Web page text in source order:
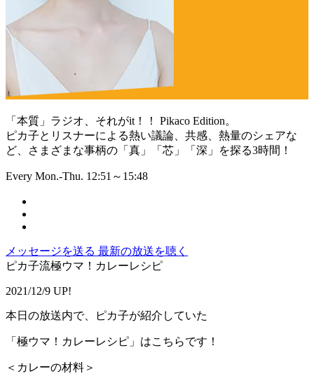
「本質」ラジオ、それがit！！ Pikaco Edition。
ピカ子とリスナーによる熱い議論、共感、熱量のシェアな
ど、さまざまな事柄の「真」「芯」「深」を探る3時間！
Every Mon.-Thu. 12:51～15:48
メッセージを送る 最新の放送を聴く
ピカ子流極ウマ！カレーレシピ
2021/12/9 UP!
本日の放送内で、ピカ子が紹介していた
「極ウマ！カレーレシピ」はこちらです！
＜カレーの材料＞